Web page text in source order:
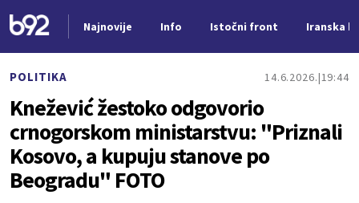
Najnovije Info Istočni front Iranska
POLITIKA 14.6.2026. 19:44
Knežević žestoko odgovorio
crnogorskom ministarstvu: "Priznali
Kosovo, a kupuju stanove po
Beogradu" FOTO